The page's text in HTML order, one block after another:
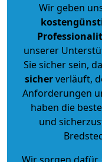
Wir geben
unserer
Sie sicher sein,
sicherverläuft,
Anforderungen
haben die
und
Wir sorgen